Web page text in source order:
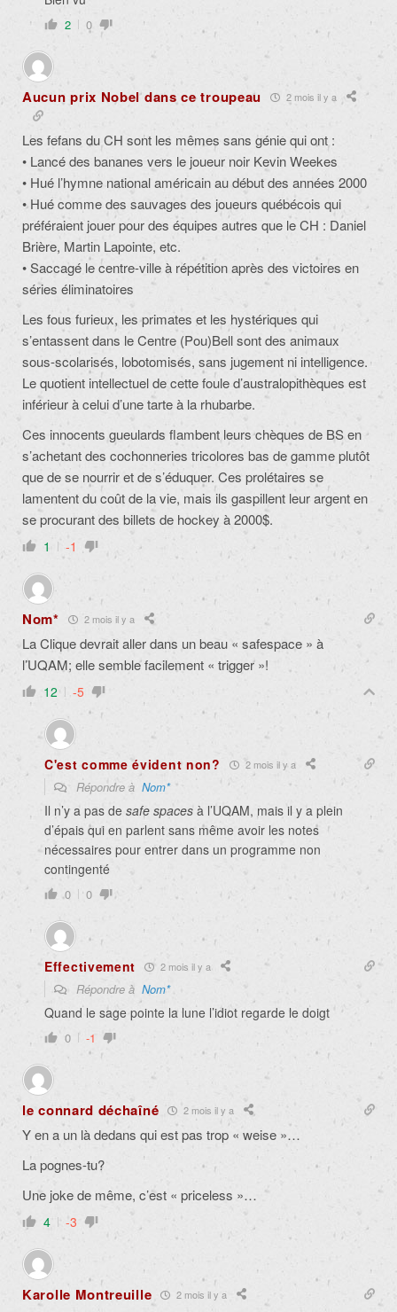
2 0
Aucun prix Nobel dans ce troupeau 2 mois il y a
Les fefans du CH sont les mêmes sans génie qui ont :
• Lancé des bananes vers le joueur noir Kevin Weekes
• Hué l’hymne national américain au début des années 2000
• Hué comme des sauvages des joueurs québécois qui
préféraient jouer pour des équipes autres que le CH : Daniel
Brière, Martin Lapointe, etc.
• Saccagé le centre-ville à répétition après des victoires en
séries éliminatoires
Les fous furieux, les primates et les hystériques qui
s’entassent dans le Centre (Pou)Bell sont des animaux
sous-scolarisés, lobotomisés, sans jugement ni intelligence.
Le quotient intellectuel de cette foule d’australopithèques est
inférieur à celui d’une tarte à la rhubarbe.
Ces innocents gueulards flambent leurs chèques de BS en
s’achetant des cochonneries tricolores bas de gamme plutôt
que de se nourrir et de s’éduquer. Ces prolétaires se
lamentent du coût de la vie, mais ils gaspillent leur argent en
se procurant des billets de hockey à 2000$.
1 -1
Nom* 2 mois il y a
La Clique devrait aller dans un beau « safespace » à
l’UQAM; elle semble facilement « trigger »!
12 -5
C'est comme évident non? 2 mois il y a
Répondre à Nom*
Il n’y a pas de safe spaces à l’UQAM, mais il y a plein
d’épais qui en parlent sans même avoir les notes
nécessaires pour entrer dans un programme non
contingenté
0 0
Effectivement 2 mois il y a
Répondre à Nom*
Quand le sage pointe la lune l’idiot regarde le doigt
0 -1
le connard déchaîné 2 mois il y a
Y en a un là dedans qui est pas trop « weise »…
La pognes-tu?
Une joke de même, c’est « priceless »…
4 -3
Karolle Montreuille 2 mois il y a